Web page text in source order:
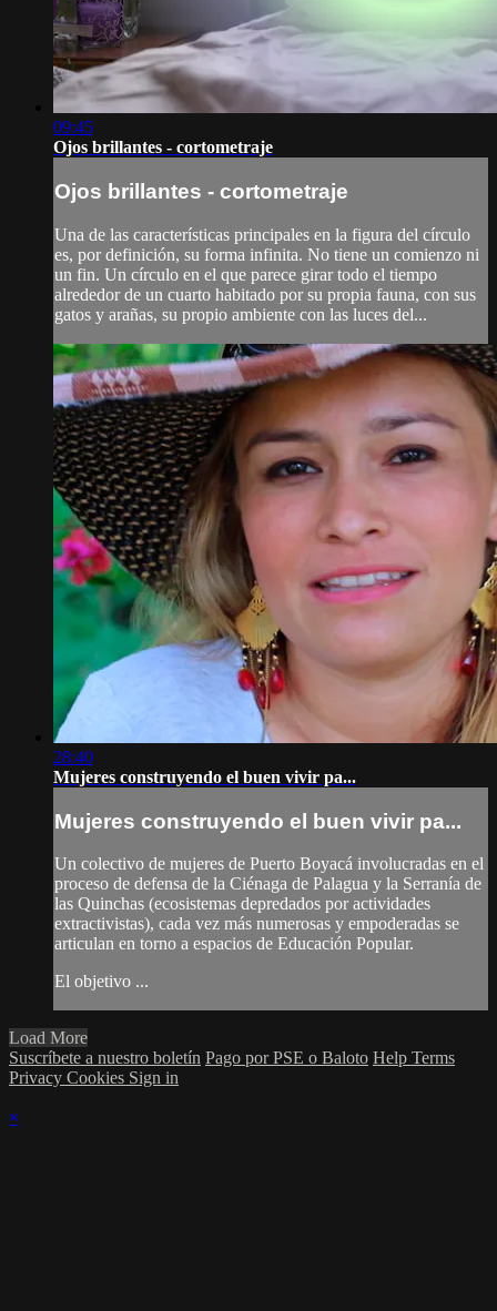
09:45
Ojos brillantes - cortometraje
Ojos brillantes - cortometraje
Una de las características principales en la figura del círculo
es, por definición, su forma infinita. No tiene un comienzo ni
un fin. Un círculo en el que parece girar todo el tiempo
alrededor de un cuarto habitado por su propia fauna, con sus
gatos y arañas, su propio ambiente con las luces del...
28:40
Mujeres construyendo el buen vivir pa...
Mujeres construyendo el buen vivir pa...
Un colectivo de mujeres de Puerto Boyacá involucradas en el
proceso de defensa de la Ciénaga de Palagua y la Serranía de
las Quinchas (ecosistemas depredados por actividades
extractivistas), cada vez más numerosas y empoderadas se
articulan en torno a espacios de Educación Popular.
El objetivo ...
Load More
Suscríbete a nuestro boletín Pago por PSE o Baloto Help Terms
Privacy Cookies Sign in
×